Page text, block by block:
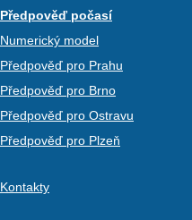
Předpověď počasí
Numerický model
Předpověď pro Prahu
Předpověď pro Brno
Předpověď pro Ostravu
Předpověď pro Plzeň
Kontakty